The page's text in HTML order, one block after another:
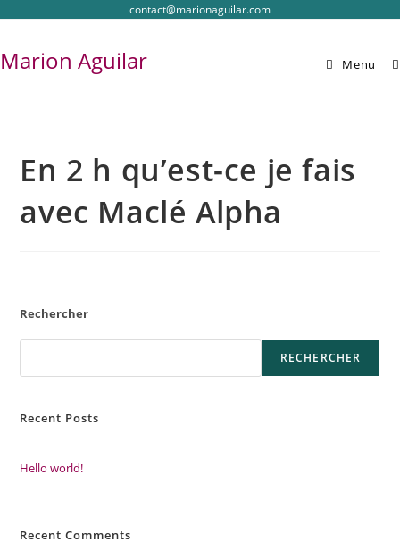
contact@marionaguilar.com
Marion Aguilar Menu
En 2 h qu’est-ce je fais
avec Maclé Alpha
Rechercher
RECHERCHER
Recent Posts
Hello world!
Recent Comments